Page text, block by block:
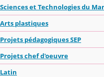
Sciences et Technologies du
Arts plastiques
Projets pédagogiques SEP
Projets chef d'oeuvre
Latin